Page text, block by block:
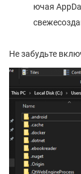
ючая
Не забудьте